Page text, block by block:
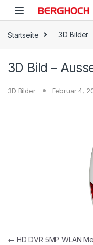
Startseite 3D Bilder
3D Bild –
3D Bilder Februar 4,
← HD DVR 5MP WLAN